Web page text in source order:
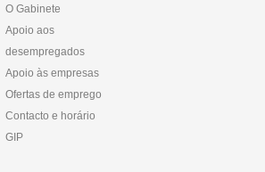
O Gabinete
Apoio aos
desempregados
Apoio às empresas
Ofertas de emprego
Contacto e horário
GIP